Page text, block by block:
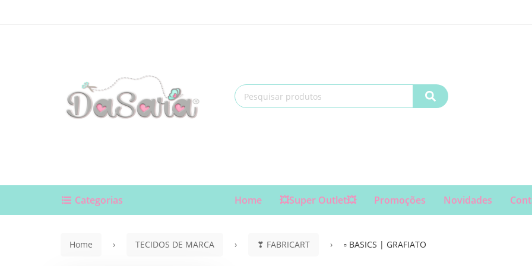
Home 💥Super Outlet💥 Promoções Novidades
Categorias
Home TECIDOS DE MARCA ❣ FABRICART ▫ BASICS | GRAFIATO